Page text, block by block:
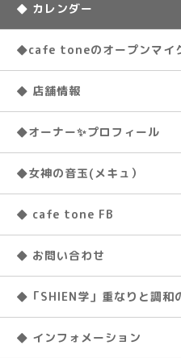
◆ カレンダー
◆cafe toneのオープンマ
◆ 店舗情報
◆オーナー✨プロフィール
◆女神の音玉(メキュ）
◆ cafe tone FB
◆ お問い合わせ
◆「SHIEN学」重なりと調和
◆ インフォメーション